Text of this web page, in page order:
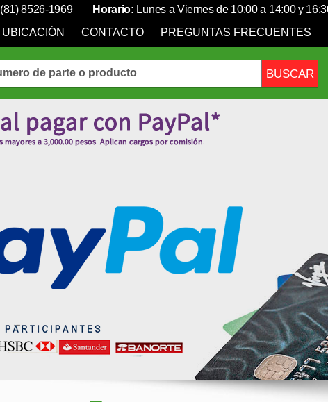
(81) 8526-1969 Horario: Lunes a Viernes de 10:00 a 14:00 y
UBICACIÓN CONTACTO PREGUNTAS FRECUENTES